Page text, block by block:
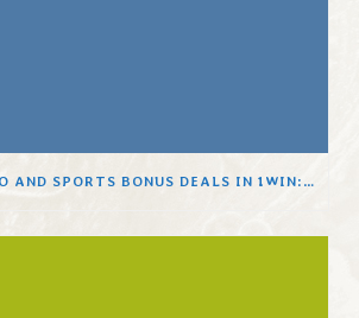
“ONLINE CASINO AND SPORTS BONUS DEALS IN 1WIN: USING WELCOME BONUS